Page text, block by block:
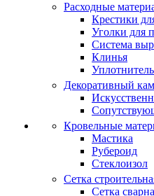
Расходные
Крестики
Уголки для
Система
Клинья
Декоративный
Кровельные
Мастика
Рубероид
Стеклоизол
Сетка
Сетка